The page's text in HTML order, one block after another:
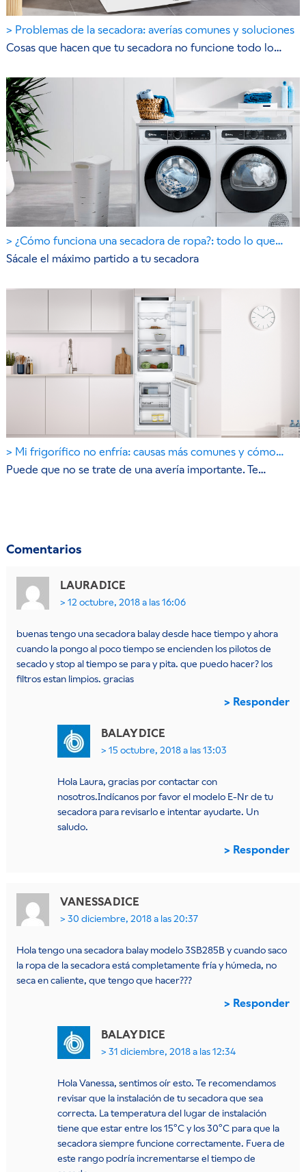
Problemas de la secadora: averías comunes y soluciones
Cosas que hacen que tu secadora no funcione todo lo…
¿Cómo funciona una secadora de ropa?: todo lo que…
Sácale el máximo partido a tu secadora
Mi frigorífico no enfría: causas más comunes y cómo…
Puede que no se trate de una avería importante. Te…
Comentarios
LAURA DICE
12 octubre, 2018 a las 16:06
buenas tengo una secadora balay desde hace tiempo y ahora
cuando la pongo al poco tiempo se encienden los pilotos de
secado y stop al tiempo se para y pita. que puedo hacer? los
filtros estan limpios. gracias
Responder
BALAY DICE
15 octubre, 2018 a las 13:03
Hola Laura, gracias por contactar con
nosotros.Indícanos por favor el modelo E-Nr de tu
secadora para revisarlo e intentar ayudarte. Un
saludo.
Responder
VANESSA DICE
30 diciembre, 2018 a las 20:37
Hola tengo una secadora balay modelo 3SB285B y cuando saco
la ropa de la secadora está completamente fría y húmeda, no
seca en caliente, que tengo que hacer???
Responder
BALAY DICE
31 diciembre, 2018 a las 12:34
Hola Vanessa, sentimos oír esto. Te recomendamos
revisar que la instalación de tu secadora que sea
correcta. La temperatura del lugar de instalación
tiene que estar entre los 15ºC y los 30ºC para que la
secadora siempre funcione correctamente. Fuera de
este rango podría incrementarse el tiempo de